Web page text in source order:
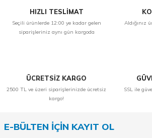
HIZLI TESLİMAT
Seçili ürünlerde 12:00 ye kadar gelen
siparişleriniz aynı gün kargoda
Aldığınız
ÜCRETSİZ KARGO
2500 TL ve üzeri siparişlerinizde ücretsiz
kargo!
SSL ile
E-BÜLTEN İÇİN KAYIT OL